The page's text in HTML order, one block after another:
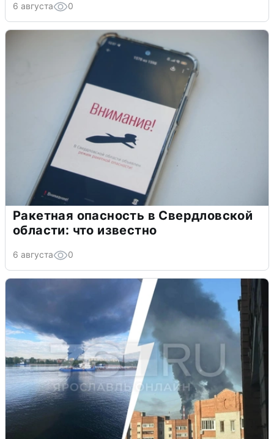
6 августа 0
Ракетная опасность в Свердловской
области: что известно
6 августа 0